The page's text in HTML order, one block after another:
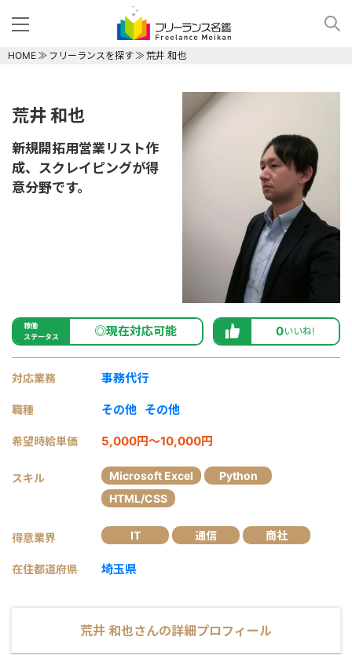
HOME フリーランスを探す 荒井 和也
荒井 和也
新規開拓用営業リスト作
成、スクレイピングが得
意分野です。
稼働
ステータス
◎現在対応可能 0いいね!
対応業務 事務代行
職種 その他 その他
希望時給単価 5,000円～10,000円
スキル Microsoft Excel
Python
HTML/CSS
得意業界 IT 通信 商社
在住都道府県 埼玉県
荒井 和也さんの詳細プロフィール